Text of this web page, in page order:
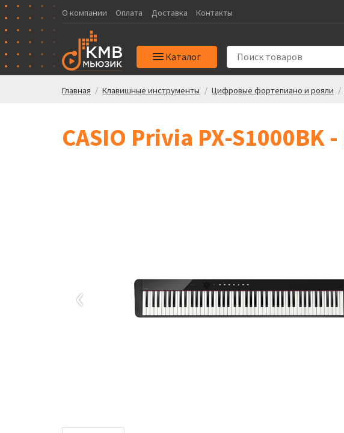
О компании Оплата Доставка Контакты
Каталог
Главная / Клавишные инструменты / Цифровые фортепиано и рояли /
CASIO Privia PX-
‹